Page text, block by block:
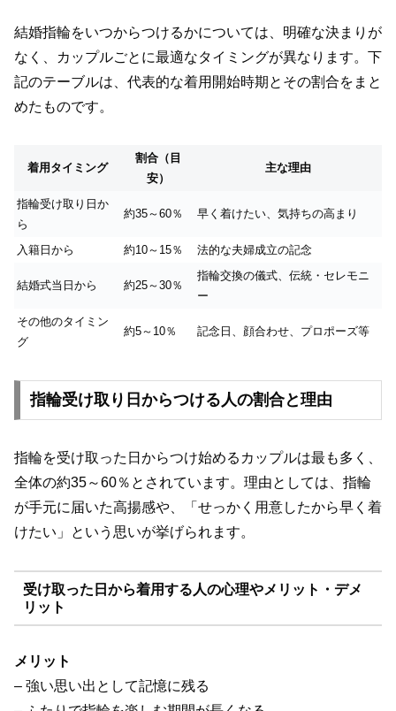
結婚指輪をいつからつけるかについては、明確な決まりが
なく、カップルごとに最適なタイミングが異なります。下
記のテーブルは、代表的な着用開始時期とその割合をまと
めたものです。
着用タイミング
割合（目
安）
主な理由
指輪受け取り日か
ら
約35～60％ 早く着けたい、気持ちの高まり
入籍日から 約10～15％ 法的な夫婦成立の記念
結婚式当日から 約25～30％
指輪交換の儀式、伝統・セレモニ
ー
その他のタイミン
グ
約5～10％ 記念日、顔合わせ、プロポーズ等
指輪受け取り日からつける人の割合と理由
指輪を受け取った日からつけ始めるカップルは最も多く、
全体の約35～60％とされています。理由としては、指輪
が手元に届いた高揚感や、「せっかく用意したから早く着
けたい」という思いが挙げられます。
受け取った日から着用する人の心理やメリット・デメ
リット
メリット
– 強い思い出として記憶に残る